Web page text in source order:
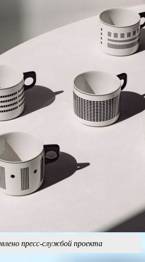
пресс-службой проекта